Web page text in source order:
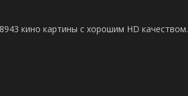
кино картины с хорошим HD качеством.